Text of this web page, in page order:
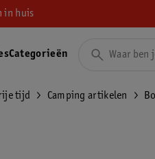
in huis
Categorieën
tijd Camping artikelen